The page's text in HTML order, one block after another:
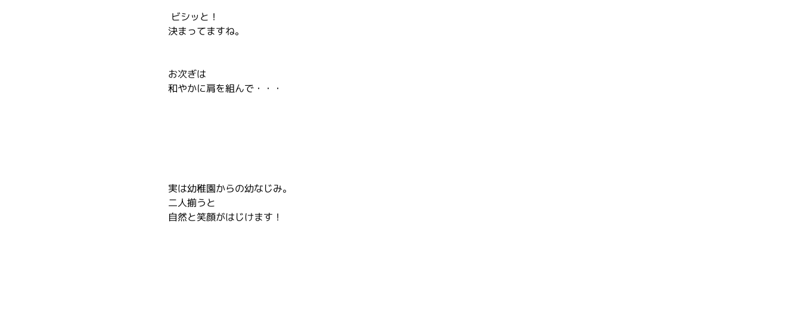
ビシッと！
決まってますね。
お次ぎは
和やかに肩を組んで・・・
実は幼稚園からの幼なじみ。
二人揃うと
自然と笑顔がはじけます！